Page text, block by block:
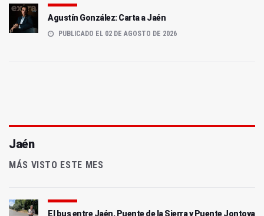
Agustín González: Carta a Jaén
PUBLICADO EL 02 DE AGOSTO DE 2026
Jaén
MÁS VISTO ESTE MES
El bus entre Jaén, Puente de la Sierra y Puente Jontoya